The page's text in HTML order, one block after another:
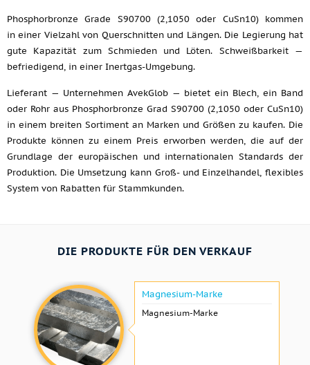
Phosphorbronze Grade S90700 (2,1050 oder CuSn10) kommen
in einer Vielzahl von Querschnitten und Längen. Die Legierung hat
gute Kapazität zum Schmieden und Löten. Schweißbarkeit —
befriedigend, in einer Inertgas-Umgebung.
Lieferant — Unternehmen AvekGlob — bietet ein Blech, ein Band
oder Rohr aus Phosphorbronze Grad S90700 (2,1050 oder CuSn10)
in einem breiten Sortiment an Marken und Größen zu kaufen. Die
Produkte können zu einem Preis erworben werden, die auf der
Grundlage der europäischen und internationalen Standards der
Produktion. Die Umsetzung kann Groß- und Einzelhandel, flexibles
System von Rabatten für Stammkunden.
DIE PRODUKTE FÜR DEN VERKAUF
Magnesium-Marke
Magnesium-Marke